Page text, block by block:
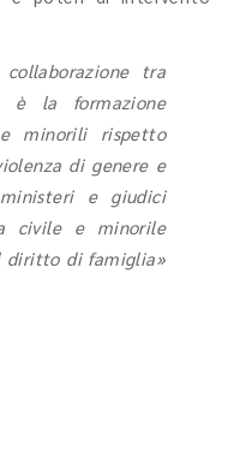
tra
è la formazione
minorili rispetto
di genere e
e giudici
civile e minorile
diritto di famiglia»